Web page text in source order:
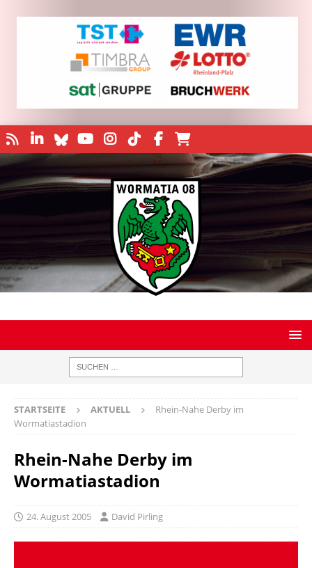
STARTSEITE AKTUELL
Rhein-Nahe Derby im
Wormatiastadion
Rhein-Nahe Derby im
Wormatiastadion
24. August 2005 David Pirling